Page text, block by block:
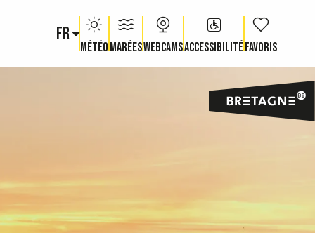
FR
MétéoMaréesWebcamsAccessibilité Voir les